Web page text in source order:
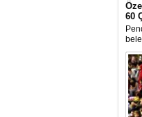
60
60